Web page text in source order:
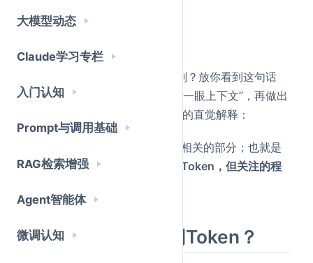
大模型动态
Claude学习专栏
入门认知
Prompt与调用基础
RAG检索增强
Agent智能体
微调认知
这里的“他”指的是谁？小明？小刚？放你看到这句话
时，你不会随机回答，你会“先看一眼上下文”，再做出
判断——小明。这就是Attention的直觉解释：
从上下文中，挑出和当前词最相关的部分；也就是
说，每个Token都会关注其他Token，但关注的程
为什么必须关注不同Token？